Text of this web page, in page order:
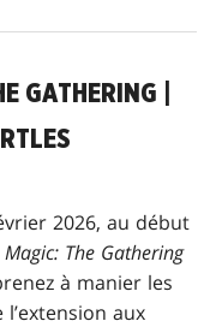
GATHERING |
2026, au début
Magic: The Gathering
à manier les
aux